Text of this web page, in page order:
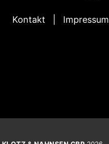
Kontakt Impressum